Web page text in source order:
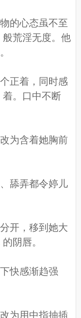
的心态虽不至
荒淫无度。他
正着，同时感
。口中不断
为含着她胸前
舔弄都令婷儿
开，移到她大
阴唇。
快感渐趋强
为用中指抽插